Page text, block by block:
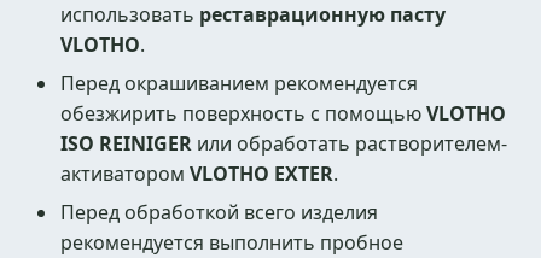
использовать реставрационную пасту
VLOTHO.
Перед окрашиванием рекомендуется
обезжирить поверхность с помощьюVLOTHO
ISO REINIGER или обработать растворителем-
активаторомVLOTHO EXTER.
Перед обработкой всего изделия
рекомендуется выполнить пробное